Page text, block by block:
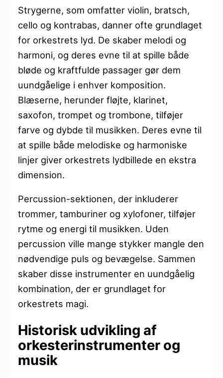
Strygerne, som omfatter violin, bratsch,
cello og kontrabas, danner ofte grundlaget
for orkestrets lyd. De skaber melodi og
harmoni, og deres evne til at spille både
bløde og kraftfulde passager gør dem
uundgåelige i enhver komposition.
Blæserne, herunder fløjte, klarinet,
saxofon, trompet og trombone, tilføjer
farve og dybde til musikken. Deres evne til
at spille både melodiske og harmoniske
linjer giver orkestrets lydbillede en ekstra
dimension.
Percussion-sektionen, der inkluderer
trommer, tamburiner og xylofoner, tilføjer
rytme og energi til musikken. Uden
percussion ville mange stykker mangle den
nødvendige puls og bevægelse. Sammen
skaber disse instrumenter en uundgåelig
kombination, der er grundlaget for
orkestrets magi.
Historisk udvikling af
orkesterinstrumenter og
musik